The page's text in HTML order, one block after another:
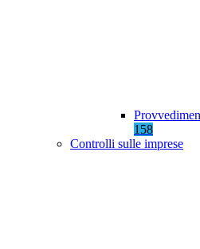
158
Controlli sulle imprese